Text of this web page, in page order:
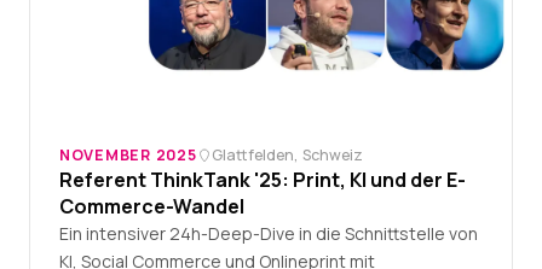
NOVEMBER 2025 Glattfelden, Schweiz
Referent ThinkTank '25: Print, KI und der E-
Commerce-Wandel
Ein intensiver 24h-Deep-Dive in die Schnittstelle von
KI, Social Commerce und Onlineprint mit